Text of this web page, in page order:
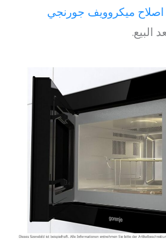
ميكروويف جورنجي
البيع.